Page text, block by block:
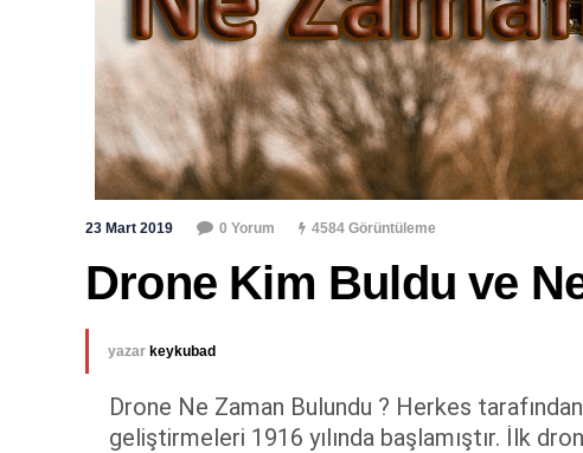
23 Mart 2019 0 Yorum 4584 Görüntüleme
Drone Kim Buldu ve
yazar keykubad
Drone Ne Zaman Bulundu ? Herkes
geliştirmeleri 1916 yılında başlamıştır. İlk